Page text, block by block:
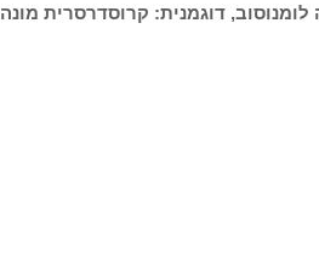
לומנוסוב, דוגמנית: קרוסדרסרית מונה